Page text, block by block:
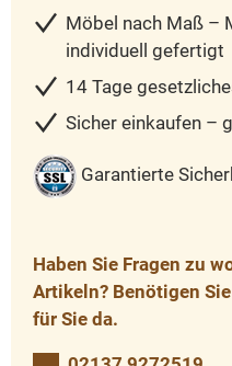
Möbel nach Maß –
individuell gefertigt
14 Tage
Sicher einkaufen –
Garantierte
Haben Sie Fragen zu
Artikeln? Benötigen
für Sie da.